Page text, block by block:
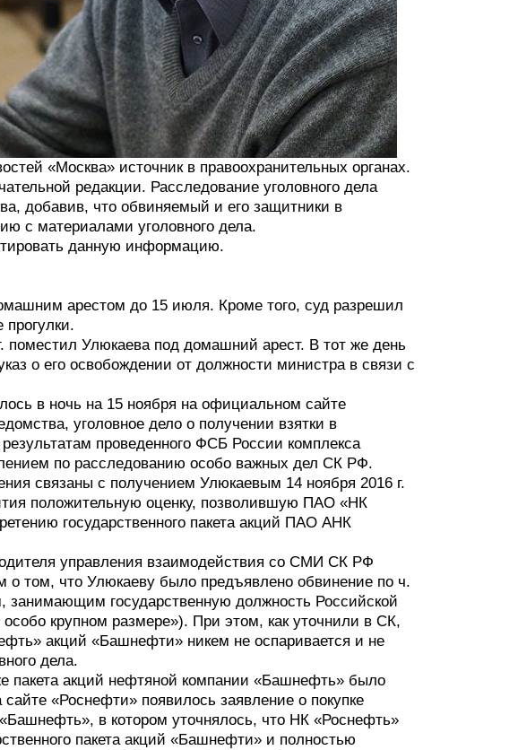
«Москва» источник в правоохранительных органах.
редакции. Расследование уголовного дела
добавив, что обвиняемый и его защитники в
с материалами уголовного дела.
данную информацию.
арестом до 15 июля. Кроме того, суд разрешил
поместил Улюкаева под домашний арест. В тот же день
о его освобождении от должности министра в связи с
в ночь на 15 ноября на официальном сайте
уголовное дело о получении взятки в
проведенного ФСБ России комплекса
по расследованию особо важных дел СК РФ.
связаны с получением Улюкаевым 14 ноября 2016 г.
положительную оценку, позволившую ПАО «НК
государственного пакета акций ПАО АНК
управления взаимодействия со СМИ СК РФ
о том, что Улюкаеву было предъявлено обвинение по ч.
государственную должность Российской
крупном размере»). При этом, как уточнили в СК,
акций «Башнефти» никем не оспаривается и не
дела.
пакета акций нефтяной компании «Башнефть» было
сайте «Роснефти» появилось заявление о покупке
в котором уточнялось, что НК «Роснефть»
пакета акций «Башнефти» и полностью